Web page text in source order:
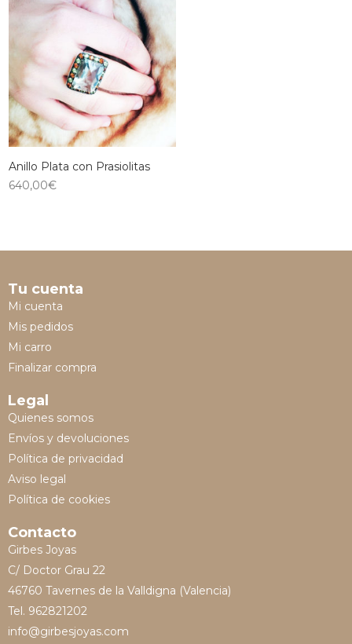
Anillo Plata con Prasiolitas
640,00€
Tu cuenta
Mi cuenta
Mis pedidos
Mi carro
Finalizar compra
Legal
Quienes somos
Envíos y devoluciones
Política de privacidad
Aviso legal
Política de cookies
Contacto
Girbes Joyas
C/ Doctor Grau 22
46760 Tavernes de la Valldigna (Valencia)
Tel. 962821202
info@girbesjoyas.com